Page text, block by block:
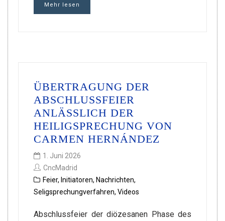
Mehr lesen
ÜBERTRAGUNG DER
ABSCHLUSSFEIER
ANLÄSSLICH DER
HEILIGSPRECHUNG VON
CARMEN HERNÁNDEZ
1. Juni 2026
CncMadrid
Feier, Initiatoren, Nachrichten,
Seligsprechungverfahren, Videos
Abschlussfeier der diözesanen Phase des